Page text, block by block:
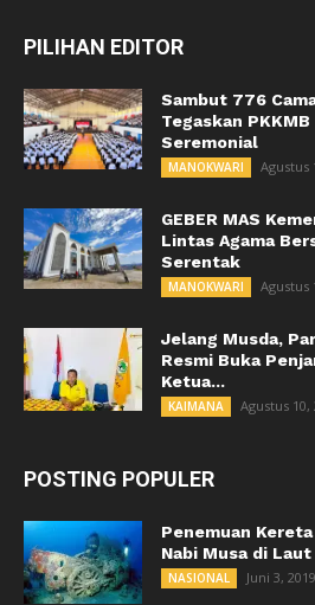
PILIHAN EDITOR
Sambut 776
Tegaskan
Seremonial
MANOKWARI Agustus
GEBER MAS
Lintas Agama
Serentak
MANOKWARI Agustus
Jelang Musda,
Resmi Buka
Ketua...
KAIMANA Agustus 10,
POSTING POPULER
Penemuan
Nabi Musa di Laut
NASIONAL Juni 3, 2019